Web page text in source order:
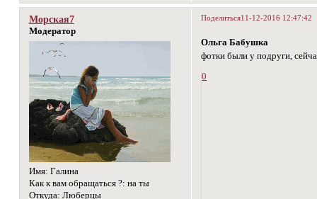
Поделиться11-12-2016 12:47:42
Морская7
Модератор
Имя: Галина
Как к вам обращаться ?: на ты
Откуда: Люберцы
Ольга Бабушка
фотки были у подруги,
0